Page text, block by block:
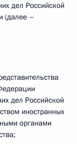
дел Российской
(далее –
дел Российской
иностранных
органами